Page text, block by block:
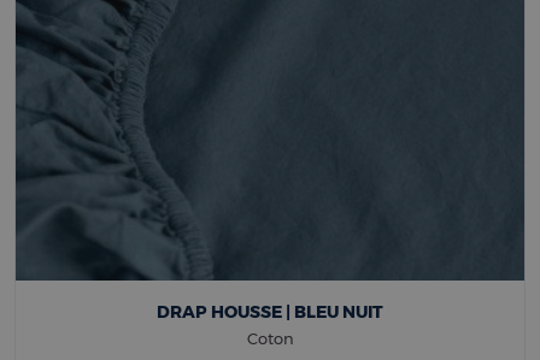
DRAP HOUSSE | BLEU NUIT
Coton